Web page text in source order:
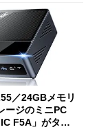
／24GBメモリ
ージのミニPC
F5A」がタイ